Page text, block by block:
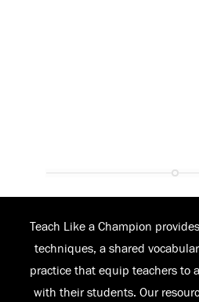
Teach Like a Champion
techniques, a shared
practice that equip teachers to
with their students. Our